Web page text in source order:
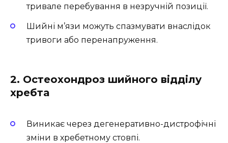
тривале перебування в незручній позиції.
Шийні м’язи можуть спазмувати внаслідок
тривоги або перенапруження.
2. Остеохондроз шийного відділу
хребта
Виникає через дегенеративно-дистрофічні
зміни в хребетному стовпі.